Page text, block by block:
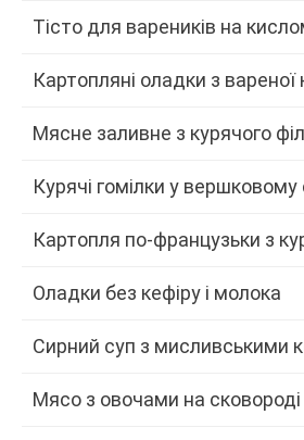
Тісто для вареників на
Картопляні оладки з вареної
Мясне заливне з курячого
Курячі гомілки у вершковому
Картопля по-французьки з
Оладки без кефіру і молока
Сирний суп з мисливськими
Мясо з овочами на сковороді